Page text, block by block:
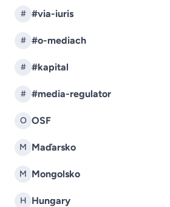
# #via-iuris
# #o-mediach
# #kapital
# #media-regulator
O OSF
M Maďarsko
M Mongolsko
H Hungary